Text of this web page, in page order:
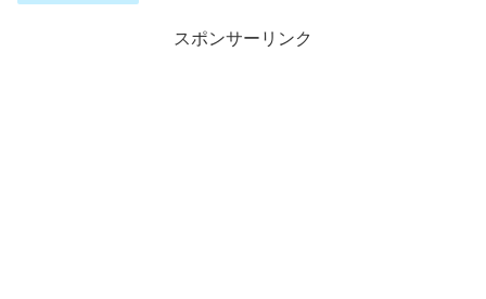
スポンサーリンク